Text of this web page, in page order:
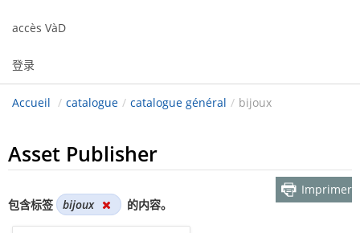
accès VàD
登录
Accueil / catalogue / catalogue général / bijoux
Asset Publisher
包含标签 bijoux 的内容。
Imprimer